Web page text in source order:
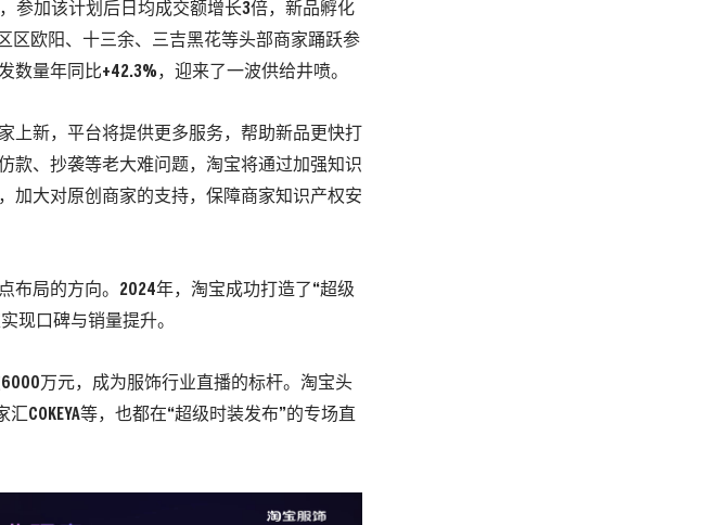
参加该计划后日均成交额增长3倍，新品孵化
区欧阳、十三余、三吉黑花等头部商家踊跃参
量年同比+42.3%，迎来了一波供给井喷。
新，平台将提供更多服务，帮助新品更快打
款、抄袭等老大难问题，淘宝将通过加强知识
加大对原创商家的支持，保障商家知识产权安
布局的方向。2024年，淘宝成功打造了“超级
现口碑与销量提升。
6000万元，成为服饰行业直播的标杆。淘宝头
COKEYA等，也都在“超级时装发布”的专场直